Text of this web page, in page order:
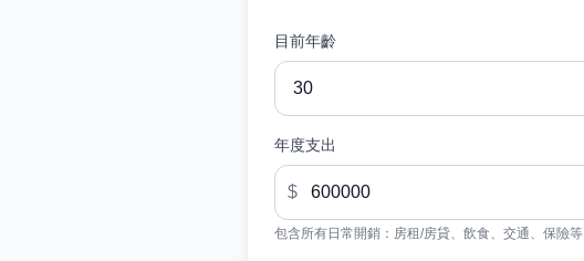
目前年齡
年度支出
$
包含所有日常開銷：房租/房貸、飲食、交通、保險等